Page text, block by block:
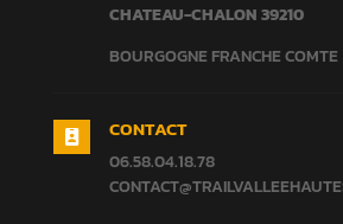
CHATEAU-CHALON39210
BOURGOGNE FRANCHE COMTE
 CONTACT
06.58.04.18.78